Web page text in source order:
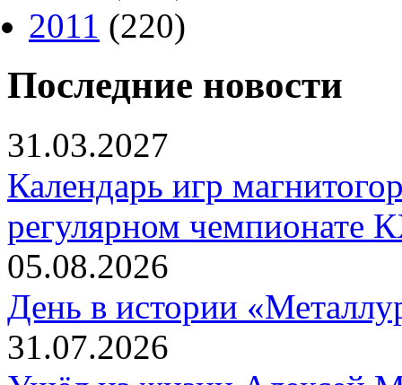
2011 (220)
Последние новости
31.03.2027
Календарь игр
регулярном чемпионате
05.08.2026
День в истории
31.07.2026